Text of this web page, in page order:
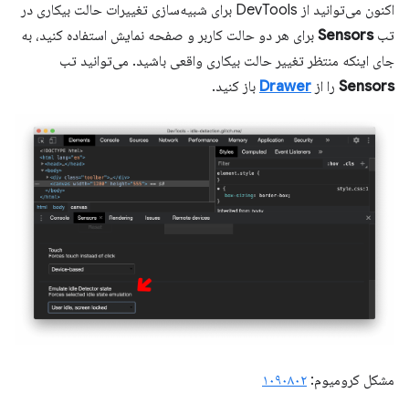
اکنون می‌توانید از DevTools برای شبیه‌سازی تغییرات حالت بیکاری در
تبSensors برای هر دو حالت کاربر و صفحه نمایش استفاده کنید، به
جای اینکه منتظر تغییر حالت بیکاری واقعی باشید. می‌توانید تب
Sensors را از Drawer باز کنید.
مشکل کرومیوم: ۱۰۹۰۸۰۲